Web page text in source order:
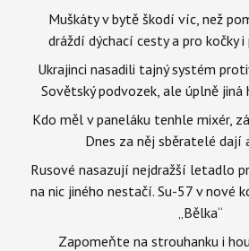
Muškáty v bytě škodí víc, než
dráždí dýchací cesty a pro kočky
Ukrajinci nasadili tajný systém
Sovětský podvozek, ale úplně
Kdo měl v paneláku tenhle mixér,
Dnes za něj sběratelé dají
Rusové nasazují nejdražší letadlo
na nic jiného nestačí. Su-57 v nové
„Bělka“
Zapomeňte na strouhanku i